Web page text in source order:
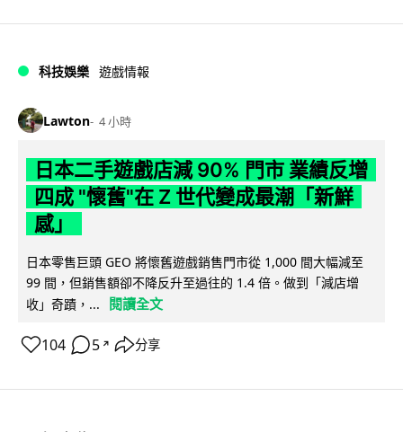
科技娛樂 遊戲情報
Lawton 4 小時
日本二手遊戲店減 90% 門市 業績反增
四成 "懷舊"在 Z 世代變成最潮「新鮮
感」
日本零售巨頭 GEO 將懷舊遊戲銷售門市從 1,000 間大幅減至
99 間，但銷售額卻不降反升至過往的 1.4 倍。做到「減店增
收」奇蹟，...
閱讀全文
104 5 ↗ 分享